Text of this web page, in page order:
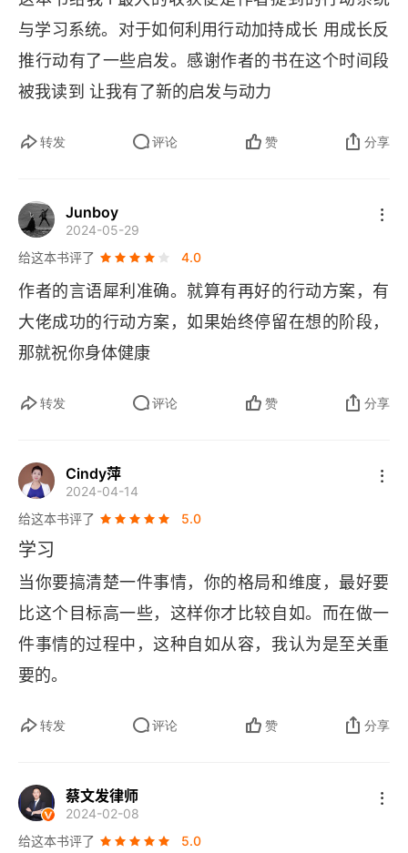
入。持续行动就是关于持续输出的艺术和技术。我
们在谈论持续行动的时候，其实是在谈论如何每天
做输出、如何每天想办法输出，是不停地把我们的
想法、思绪、储备，整理出来。6️⃣
系统共同促进成长。你坚持做一件事了，但没有结
己的意思是，在我们个人成长的突破上、在我们技
能的提升上、在我们视野的拓宽上，不遗余力地投
入自己的时间资源、脑力资源、财务资源，等等，
并且保持它的强度、持久度、力度以及深度，用最
大的努力谋求可达成的结果。花钱只是自我投资中
投入大量的精力和时间，才能出结果。只花钱不花
事情马上就去做；五分钟做不完的马上先做一点
来，才有可能。
与学习系统。对于如何利用行动加持成长 用成长反
推行动有了一些启发。感谢作者的书在这个时间段
被我读到 让我有了新的启发与动力
转发 评论 赞 分享
Junboy
2024-05-29
给这本书评了
4.0
作者的言语犀利准确。就算有再好的行动方案，有
大佬成功的行动方案，如果始终停留在想的阶段，
那就祝你身体健康
转发 评论 赞 分享
Cindy萍
2024-04-14
给这本书评了
5.0
学习
当你要搞清楚一件事情，你的格局和维度，最好要
比这个目标高一些，这样你才比较自如。而在做一
件事情的过程中，这种自如从容，我认为是至关重
要的。
转发 评论 赞 分享
蔡文发律师
2024-02-08
给这本书评了
5.0